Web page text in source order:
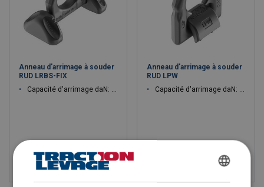
Anneau d'arrimage à souder
RUD LRBS-FIX
Capacité d'arrimage daN: 32000, 8000, 13400, 20000
Voir le produit
Anneau d'arrimage à souder
RUD LPW
Capacité d'arrimage daN: 3000, 13400, 8000, 5000, 20000, 32000
Voir le produit